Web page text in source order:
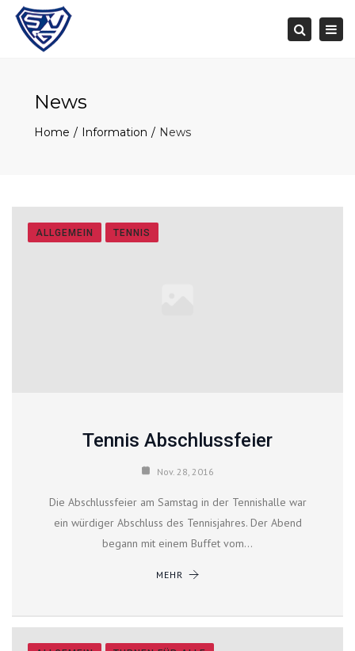
News
Home Information News
ALLGEMEIN TENNIS
Tennis Abschlussfeier
Nov. 28, 2016
Die Abschlussfeier am Samstag in der Tennishalle war
ein würdiger Abschluss des Tennisjahres. Der Abend
begann mit einem Buffet vom…
MEHR